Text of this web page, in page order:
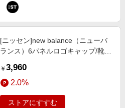
[ニッセン]new balance（ニューバ
ランス）6パネルロゴキャップ/靴/
サリー / ファッション雑貨 / 帽子/キ
ャップ)/ホワイト
￥ 3,960
2.0%
ストアにすすむ